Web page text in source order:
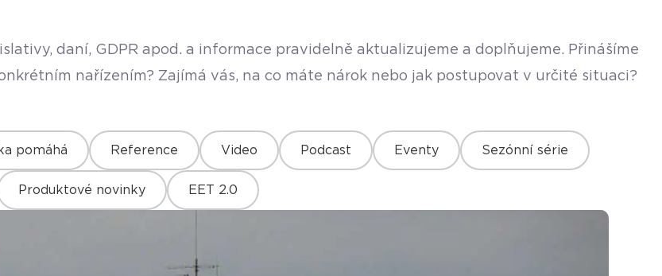
daní, GDPR apod. a informace pravidelně aktualizujeme a doplňujeme. Přinášíme
nařízením? Zajímá vás, na co máte nárok nebo jak postupovat v určité situaci?
pomáhá Reference Video Podcast Eventy Sezónní série
Produktové novinky EET 2.0